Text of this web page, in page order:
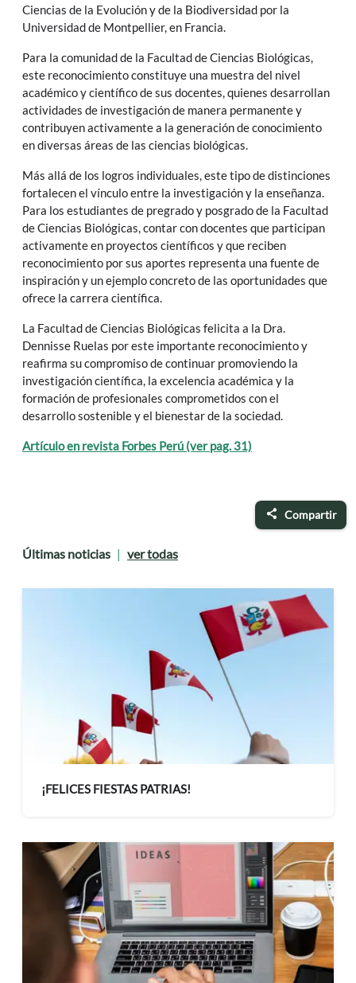
Ciencias de la Evolución y de la Biodiversidad por la
Universidad de Montpellier, en Francia.
Para la comunidad de la Facultad de Ciencias Biológicas,
este reconocimiento constituye una muestra del nivel
académico y científico de sus docentes, quienes desarrollan
actividades de investigación de manera permanente y
contribuyen activamente a la generación de conocimiento
en diversas áreas de las ciencias biológicas.
Más allá de los logros individuales, este tipo de distinciones
fortalecen el vínculo entre la investigación y la enseñanza.
Para los estudiantes de pregrado y posgrado de la Facultad
de Ciencias Biológicas, contar con docentes que participan
activamente en proyectos científicos y que reciben
reconocimiento por sus aportes representa una fuente de
inspiración y un ejemplo concreto de las oportunidades que
ofrece la carrera científica.
La Facultad de Ciencias Biológicas felicita a la Dra.
Dennisse Ruelas por este importante reconocimiento y
reafirma su compromiso de continuar promoviendo la
investigación científica, la excelencia académica y la
formación de profesionales comprometidos con el
desarrollo sostenible y el bienestar de la sociedad.
Artículo en revista Forbes Perú (ver pag. 31)
Compartir
Últimas noticias | ver todas
¡FELICES FIESTAS PATRIAS!